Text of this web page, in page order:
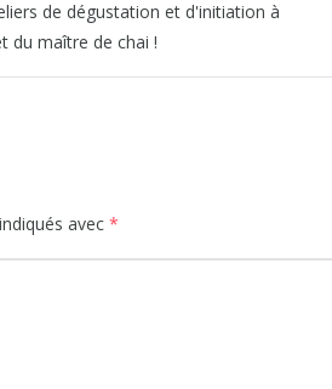
de dégustation et d'initiation à
du maître de chai !
avec *